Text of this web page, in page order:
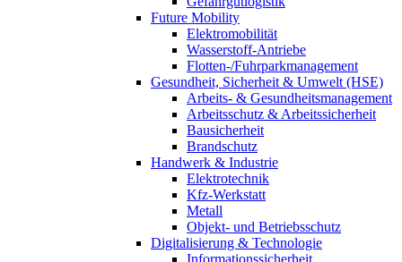
Future Mobility
Elektromobilität
Wasserstoff-Antriebe
Flotten-/Fuhrparkmanagement
Gesundheit, Sicherheit & Umwelt (HSE)
Arbeits- & Gesundheitsmanagement
Arbeitsschutz & Arbeitssicherheit
Bausicherheit
Brandschutz
Handwerk & Industrie
Elektrotechnik
Kfz-Werkstatt
Metall
Objekt- und Betriebsschutz
Digitalisierung & Technologie
Informationssicherheit